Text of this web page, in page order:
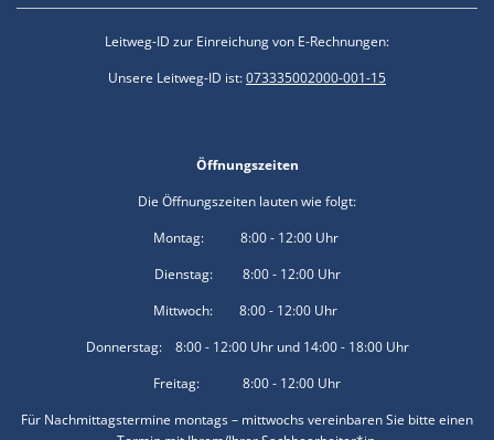
Leitweg-ID zur Einreichung von E-Rechnungen:
Unsere Leitweg-ID ist:073335002000-001-15
Öffnungszeiten
Die Öffnungszeiten lauten wie folgt:
Montag: 8:00 - 12:00 Uhr
Dienstag: 8:00 - 12:00 Uhr
Mittwoch: 8:00 - 12:00 Uhr
Donnerstag: 8:00 - 12:00 Uhr und 14:00 - 18:00 Uhr
Freitag: 8:00 - 12:00 Uhr
Für Nachmittagstermine montags – mittwochs vereinbaren Sie bitte einen